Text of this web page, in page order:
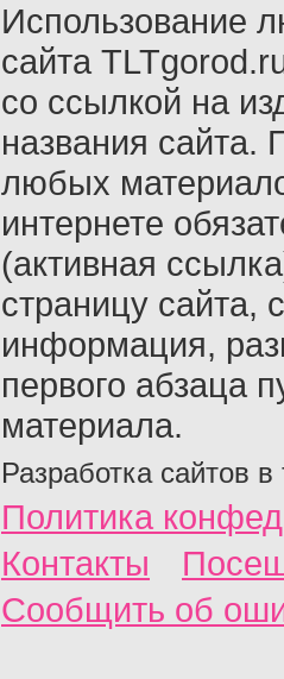
Использование
сайта
со ссылкой на
названия сайта.
любых
интернете
(активная
страницу сайта,
информация,
первого абзаца
материала.
Разработка сайтов в
Политика
Контакты
Сообщить об